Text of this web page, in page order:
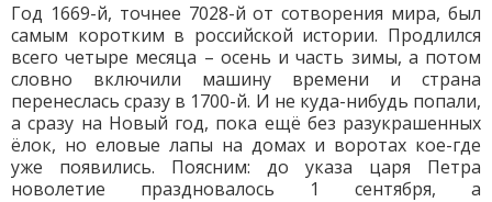
Год 1669-й, точнее 7028-й от сотворения мира, был
самым коротким в российской истории. Продлился
всего четыре месяца – осень и часть зимы, а потом
словно включили машину времени и страна
перенеслась сразу в 1700-й. И не куда-нибудь попали,
а сразу на Новый год, пока ещё без разукрашенных
ёлок, но еловые лапы на домах и воротах кое-где
уже появились. Поясним: до указа царя Петра
новолетие праздновалось 1 сентября, а